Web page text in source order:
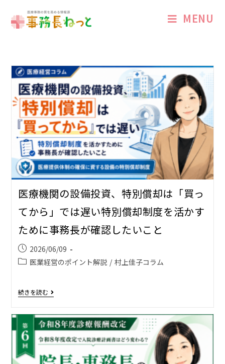
MENU
医療機関の設備投資、特別償却は「買っ
てから」では遅い――特別償却制度を活かす
ために事務長が確認したいこと
2026/06/09
医業経営のポイント解説 / 村上佳子コラム
続きを読む